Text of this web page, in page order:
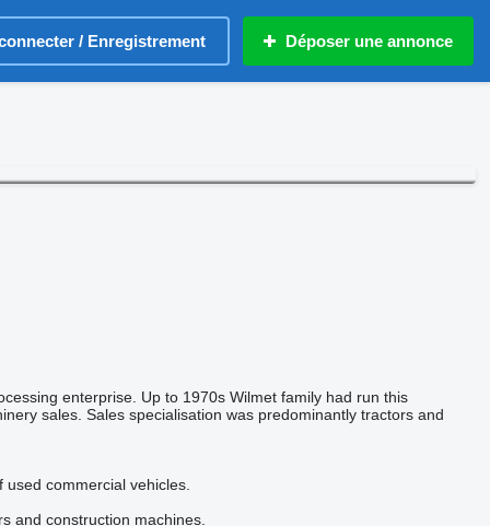
/ Enregistrement Déposer une annonce
enterprise. Up to 1970s Wilmet family had run this
sales. Sales specialisation was predominantly tractors and
commercial vehicles.
and construction machines.